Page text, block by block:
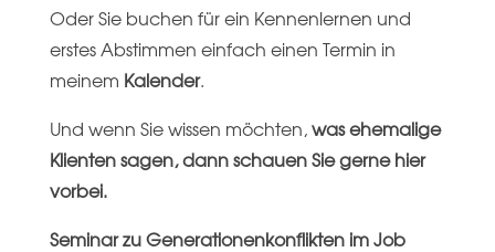
Oder Sie buchen für ein Kennenlernen und
erstes Abstimmen einfach einen Termin in
meinem Kalender.
Und wenn Sie wissen möchten, was ehemalige
Klienten sagen, dann schauen Sie gerne hier
vorbei.
Seminar zu Generationenkonflikten im Job